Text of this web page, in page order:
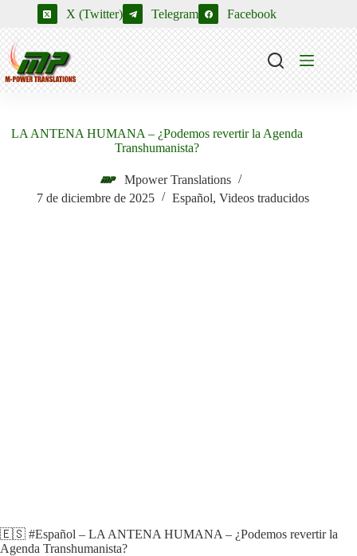
contenido
X (Twitter) Telegram Facebook
LA ANTENA HUMANA – ¿Podemos revertir la Agenda
Transhumanista?
Mpower Translations
7 de diciembre de 2025
Español,Videos traducidos
🇪🇸 #Español – LA ANTENA HUMANA – ¿Podemos revertir la
Agenda Transhumanista?